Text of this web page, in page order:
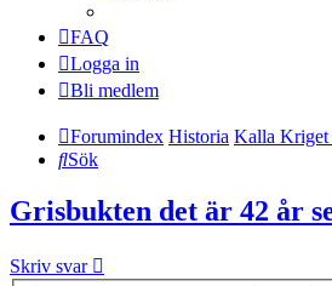
FAQ
Logga in
Bli medlem
Forumindex Historia Kalla Kriget
Sök
Grisbukten det är 42 år
Skriv svar